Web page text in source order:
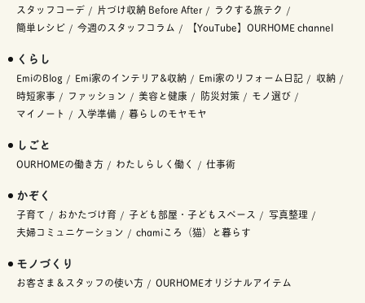
スタッフコーデ
片づけ収納 Before After
ラクする旅テク
簡単レシピ
今週のスタッフコラム 【YouTube】OURHOME channel
くらし
EmiのBlog Emi家のインテリア&収納 Emi家のリフォーム日記
収納
時短家事
ファッション 美容と健康 防災対策
モノ選び
マイノート
入学準備 暮らしのモヤモヤ
しごと
OURHOMEの働き方 わたしらしく働く 仕事術
かぞく
子育て おかたづけ育 子ども部屋・子どもスペース
写真整理
夫婦コミュニケーション
chamiころ（猫）と暮らす
モノづくり
お客さま＆スタッフの使い方 OURHOMEオリジナルアイテム